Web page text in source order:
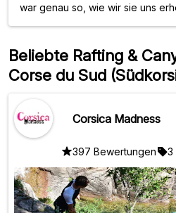
war genau so, wie wir sie uns
(Jumo)
Beliebte Rafting &
Corse du Sud
Corsica Madness
397 Bewertungen 3